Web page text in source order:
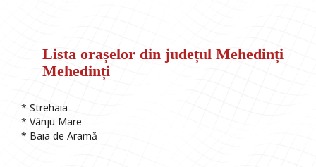
Lista orașelor din județul Mehedinți
Mehedinți
* Strehaia
* Vânju Mare
* Baia de Aramă